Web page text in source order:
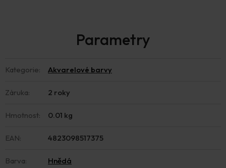
Kategorie: Akvarelové barvy
Záruka: 2 roky
Hmotnost: 0.01 kg
EAN: 4823098517375
Barva: Hnědá